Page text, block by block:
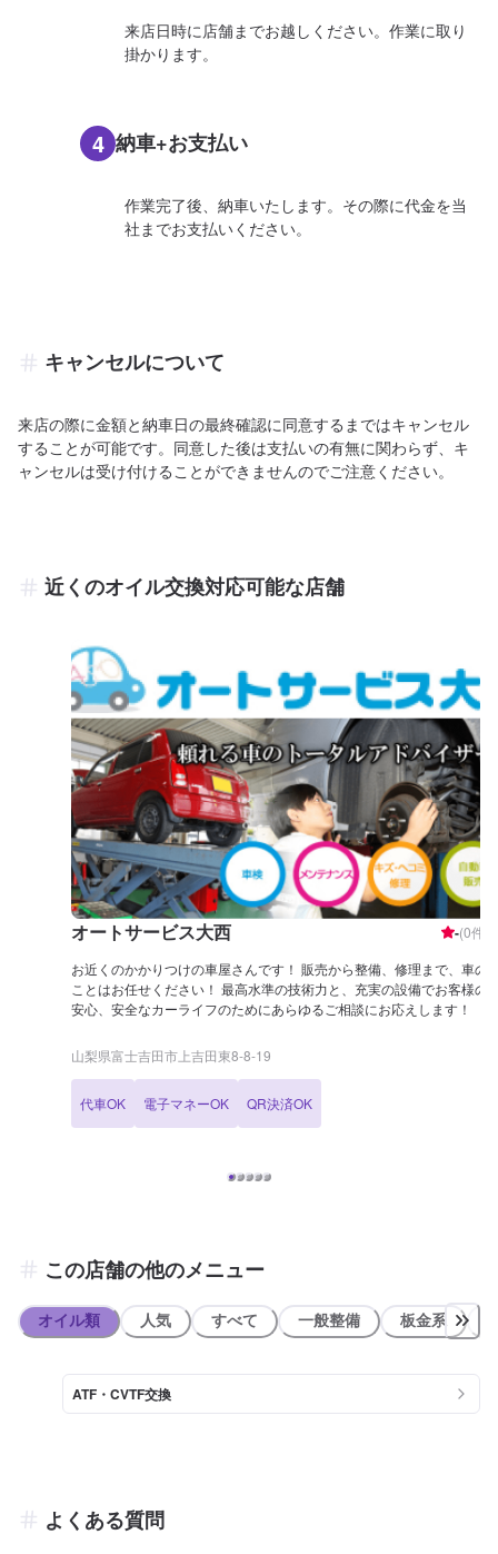
来店日時に店舗までお越しください。作業に取り
掛かります。
4 納車+お支払い
作業完了後、納車いたします。その際に代金を当
社までお支払いください。
キャンセルについて
来店の際に金額と納車日の最終確認に同意するまではキャンセル
することが可能です。同意した後は支払いの有無に関わらず、キ
ャンセルは受け付けることができませんのでご注意ください。
近くのオイル交換対応可能な店舗
オートサービス大西 -(0件)
お近くのかかりつけの車屋さんです！ 販売から整備、修理まで、車の
ことはお任せください！ 最高水準の技術力と、充実の設備でお客様の
安心、安全なカーライフのためにあらゆるご相談にお応えします！
山梨県富士吉田市上吉田東8-8-19
代車OK 電子マネーOK QR決済OK
この店舗の他のメニュー
オイル類 人気 すべて 一般整備 板金系
ATF・CVTF交換
よくある質問